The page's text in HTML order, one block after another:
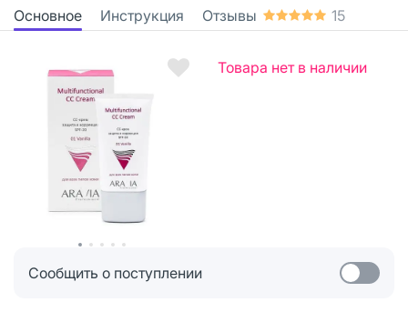
Основное Инструкция Отзывы 15
Товара нет в наличии
Сообщить о поступлении